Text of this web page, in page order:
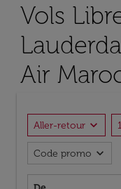
Vols
Air
Aller-retour expand_more
Code promo expand_more